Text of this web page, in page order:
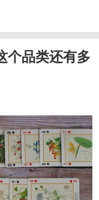
个品类还有多